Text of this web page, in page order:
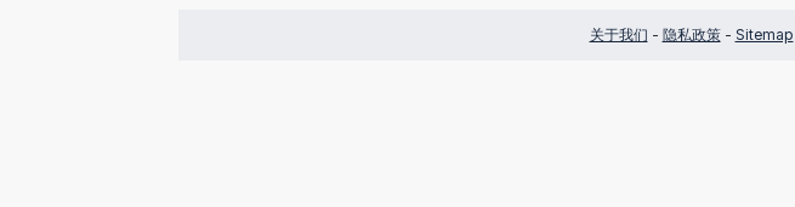
关于我们 - 隐私政策- Sitemap